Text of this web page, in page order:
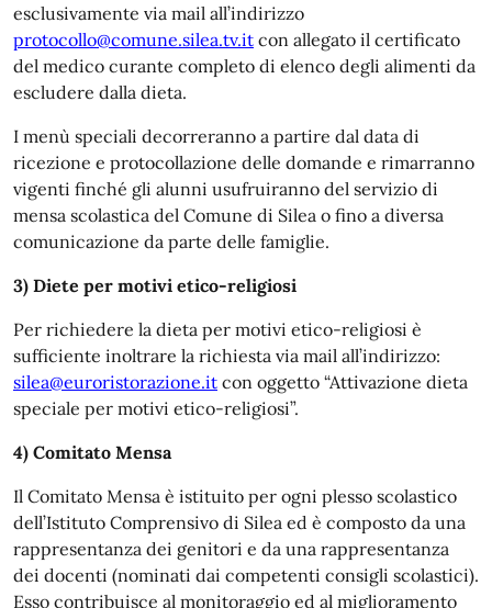
esclusivamente via mail all’indirizzo
protocollo@comune.silea.tv.it con allegato il certificato
del medico curante completo di elenco degli alimenti da
escludere dalla dieta.
I menù speciali decorreranno a partire dal data di
ricezione e protocollazione delle domande e rimarranno
vigenti finché gli alunni usufruiranno del servizio di
mensa scolastica del Comune di Silea o fino a diversa
comunicazione da parte delle famiglie.
3) Diete per motivi etico-religiosi
Per richiedere la dieta per motivi etico-religiosi è
sufficiente inoltrare la richiesta via mail all’indirizzo:
silea@euroristorazione.it con oggetto “Attivazione dieta
speciale per motivi etico-religiosi”.
4) Comitato Mensa
Il Comitato Mensa è istituito per ogni plesso scolastico
dell’Istituto Comprensivo di Silea ed è composto da una
rappresentanza dei genitori e da una rappresentanza
dei docenti (nominati dai competenti consigli scolastici).
Esso contribuisce al monitoraggio ed al miglioramento